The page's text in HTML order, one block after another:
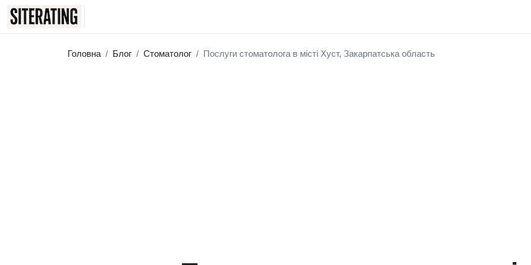
Головна Блог Стоматолог Послуги стоматолога в місті Хуст, Закарпатська область